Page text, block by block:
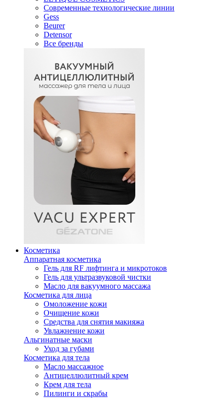
Современные технологические линии
Gess
Beurer
Detensor
Все бренды
Косметика
Аппаратная косметика
Гель для RF лифтинга и микротоков
Гель для ультразвуковой чистки
Масло для вакуумного массажа
Косметика для лица
Омоложение кожи
Очищение кожи
Средства для снятия макияжа
Увлажнение кожи
Альгинатные маски
Уход за губами
Косметика для тела
Масло массажное
Антицеллюлитный крем
Крем для тела
Пилинги и скрабы